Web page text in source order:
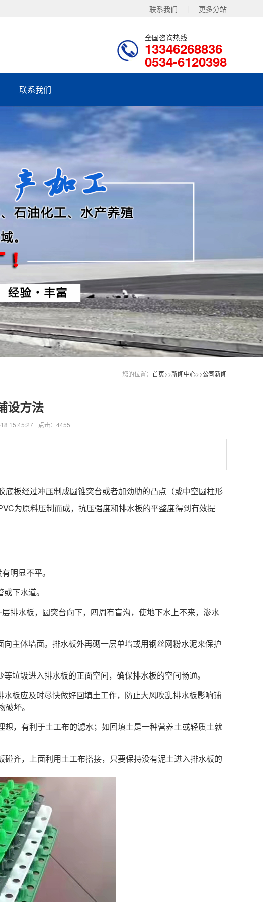
联系我们 更多分站
全国咨询热线
13346268836
0534-6120398
联系我们
您的位置： 首页>>新闻中心>>公司新闻
设方法
15:45:27 点击：4455
板经过冲压制成圆锥突台或者加劲肋的凸点（或中空圆柱形
为原料压制而成，抗压强度和排水板的平整度得到有效提
明显不平。
下水道。
排水板，圆突台向下，四周有盲沟，使地下水上不来，渗水
主体墙面。排水板外再砌一层单墙或用钢丝网粉水泥来保护
垃圾进入排水板的正面空间，确保排水板的空间畅通。
板应及时尽快做好回填土工作，防止大风吹乱排水板影响铺
坏。
，有利于土工布的滤水；如回填土是一种营养土或轻质土就
齐，上面利用土工布搭接，只要保持没有泥土进入排水板的